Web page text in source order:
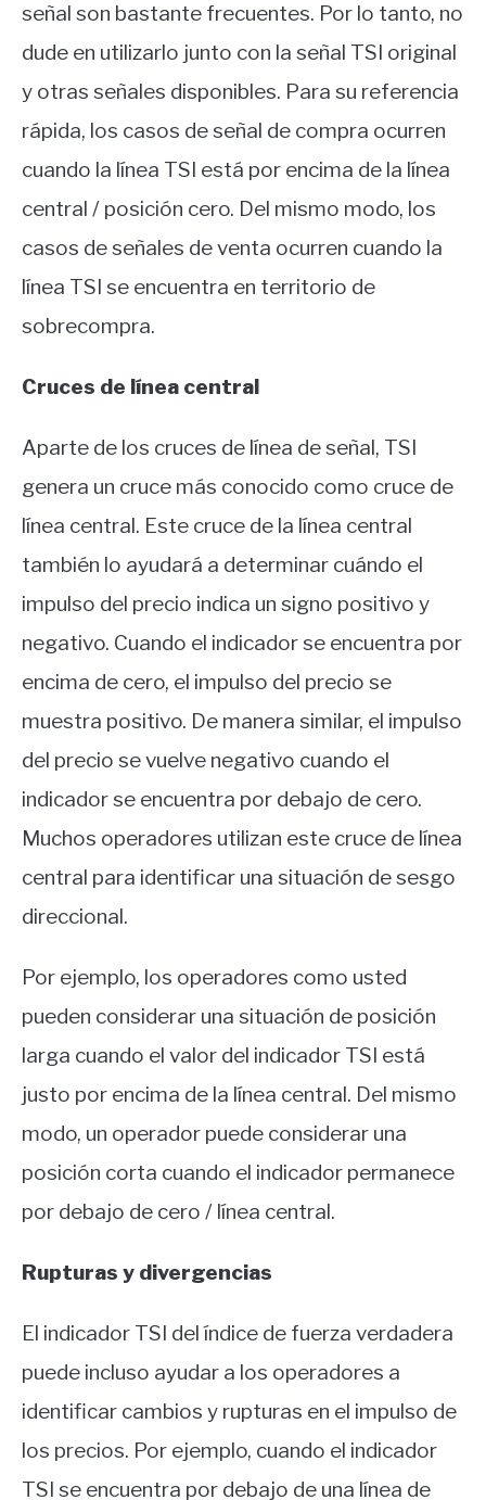
señal son bastante frecuentes. Por lo tanto, no
dude en utilizarlo junto con la señal TSI original
y otras señales disponibles. Para su referencia
rápida, los casos de señal de compra ocurren
cuando la línea TSI está por encima de la línea
central / posición cero. Del mismo modo, los
casos de señales de venta ocurren cuando la
línea TSI se encuentra en territorio de
sobrecompra.
Cruces de línea central
Aparte de los cruces de línea de señal, TSI
genera un cruce más conocido como cruce de
línea central. Este cruce de la línea central
también lo ayudará a determinar cuándo el
impulso del precio indica un signo positivo y
negativo. Cuando el indicador se encuentra por
encima de cero, el impulso del precio se
muestra positivo. De manera similar, el impulso
del precio se vuelve negativo cuando el
indicador se encuentra por debajo de cero.
Muchos operadores utilizan este cruce de línea
central para identificar una situación de sesgo
direccional.
Por ejemplo, los operadores como usted
pueden considerar una situación de posición
larga cuando el valor del indicador TSI está
justo por encima de la línea central. Del mismo
modo, un operador puede considerar una
posición corta cuando el indicador permanece
por debajo de cero / línea central.
Rupturas y divergencias
El indicador TSI del índice de fuerza verdadera
puede incluso ayudar a los operadores a
identificar cambios y rupturas en el impulso de
los precios. Por ejemplo, cuando el indicador
TSI se encuentra por debajo de una línea de